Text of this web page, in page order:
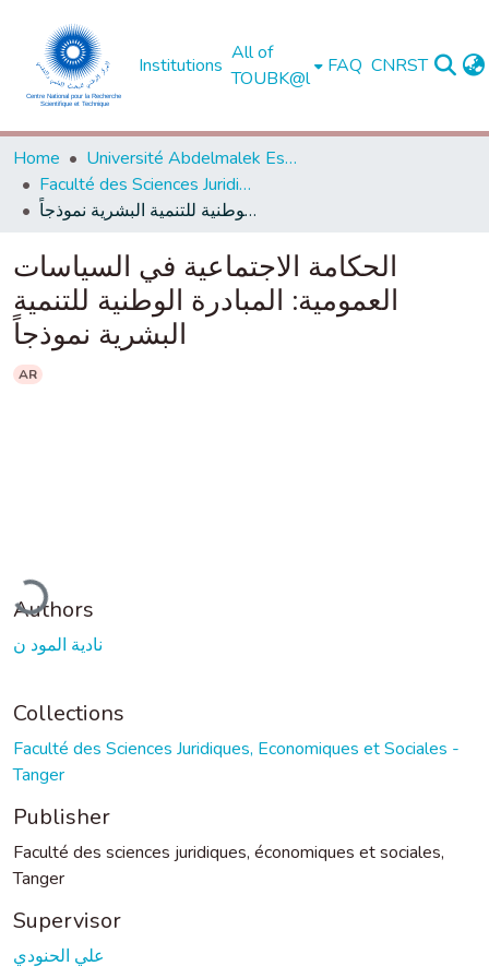
Institutions
All of
TOUBK@l
FAQ CNRST
Home
Université Abdelmalek Essaadi - Tétouan
Faculté des Sciences Juridiques, Economiques et Sociales - Tanger
الحكامة الاجتماعية في السياسات العمومية: المبادرة الوطنية للتنمية البشرية نموذجاً
الحكامة الاجتماعية في السياسات
العمومية: المبادرة الوطنية للتنمية
البشرية نموذجاً
AR
Authors
نادية المود ن
Collections
Faculté des Sciences Juridiques, Economiques et Sociales -
Tanger
Publisher
Faculté des sciences juridiques, économiques et sociales,
Tanger
Supervisor
علي الحنودي